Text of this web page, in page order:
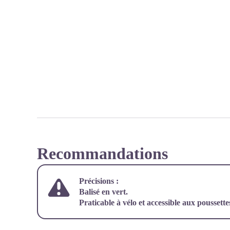
Recommandations
Précisions :
Balisé en vert.
Praticable à vélo et accessible aux